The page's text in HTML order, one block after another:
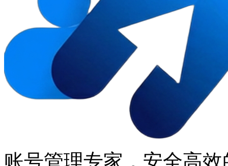
账号管理专家，安全高